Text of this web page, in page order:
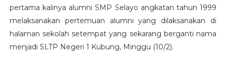
pertama kalinya alumni SMP Selayo angkatan tahun 1999
melaksanakan pertemuan alumni yang dilaksanakan di
halaman sekolah setempat yang sekarang berganti nama
menjadi SLTP Negeri 1 Kubung, Minggu (10/2).